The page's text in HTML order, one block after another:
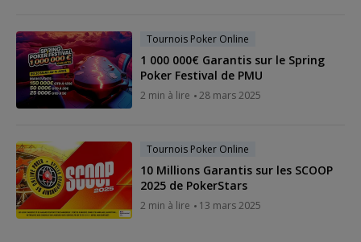
Tournois Poker Online
1 000 000€ Garantis sur le Spring
Poker Festival de PMU
2 min à lire 28 mars 2025
Tournois Poker Online
10 Millions Garantis sur les SCOOP
2025 de PokerStars
2 min à lire 13 mars 2025